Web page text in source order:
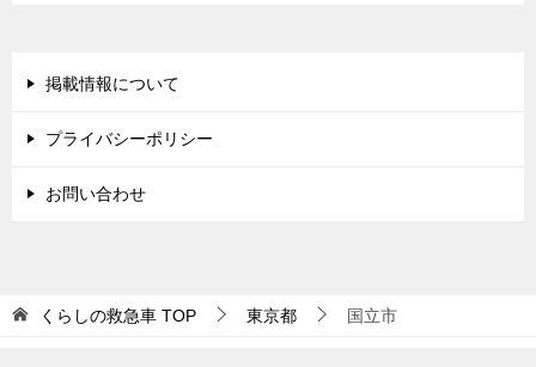
掲載情報について
プライバシーポリシー
お問い合わせ
くらしの救急車 TOP 東京都 国立市